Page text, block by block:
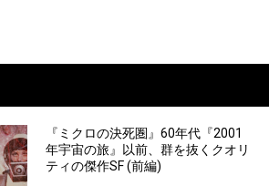
『ミクロの決死圏』60年代『2001
年宇宙の旅』以前、群を抜くクオリ
ティの傑作SF (前編)